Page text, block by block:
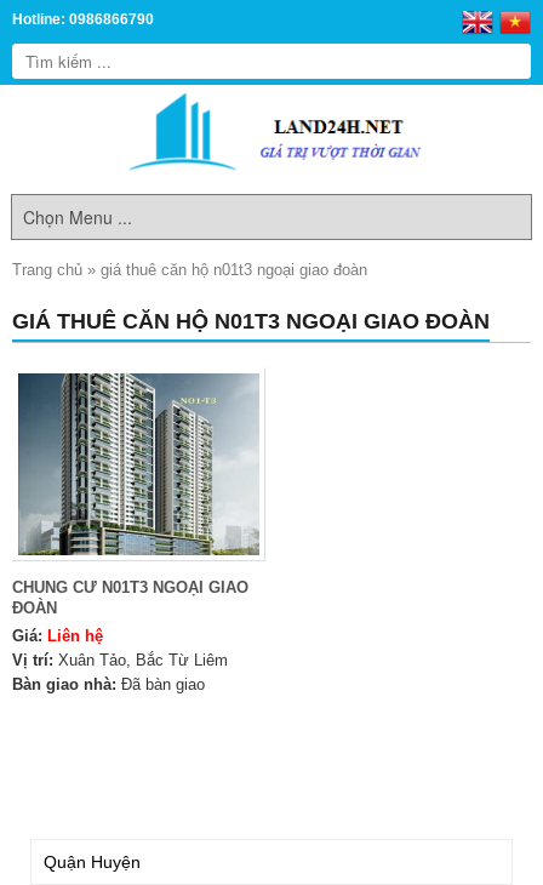
Hotline: 0986866790
Trang chủ » giá thuê căn hộ n01t3 ngoại giao đoàn
GIÁ THUÊ CĂN HỘ N01T3 NGOẠI GIAO ĐOÀN
CHUNG CƯ N01T3 NGOẠI GIAO
ĐOÀN
Giá: Liên hệ
Vị trí: Xuân Tảo, Bắc Từ Liêm
Bàn giao nhà: Đã bàn giao